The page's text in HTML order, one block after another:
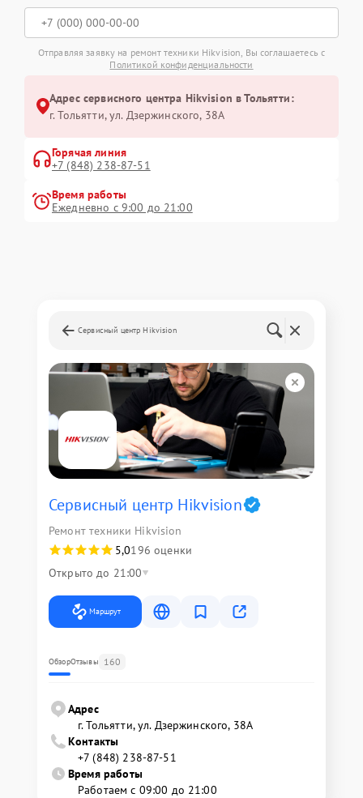
Отправляя заявку на ремонт техники Hikvision, Вы соглашаетесь с
Политикой конфиденциальности
Адрес сервисного центра Hikvision в Тольятти:
г. Тольятти, ул. Дзержинского, 38А
Горячая линия
+7 (848) 238-87-51
Время работы
Ежедневно с 9:00 до 21:00
Сервисный центр Hikvision
Сервисный центр Hikvision
Ремонт техники Hikvision
5,0196 оценки
Открыто до 21:00
Маршрут
ОбзорОтзывы 160
Адрес
г. Тольятти, ул. Дзержинского, 38А
Контакты
+7 (848) 238-87-51
Время работы
Работаем с 09:00 до 21:00